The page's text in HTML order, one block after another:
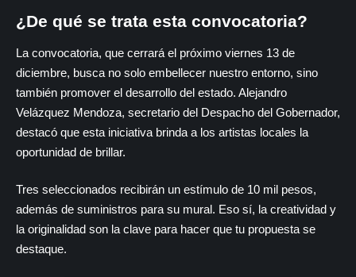
¿De qué se trata esta convocatoria?
La convocatoria, que cerrará el próximo viernes 13 de
diciembre, busca no solo embellecer nuestro entorno, sino
también promover el desarrollo del estado. Alejandro
Velázquez Mendoza, secretario del Despacho del Gobernador,
destacó que esta iniciativa brinda a los artistas locales la
oportunidad de brillar.
Tres seleccionados recibirán un estímulo de 10 mil pesos,
además de suministros para su mural. Eso sí, la creatividad y
la originalidad son la clave para hacer que tu propuesta se
destaque.